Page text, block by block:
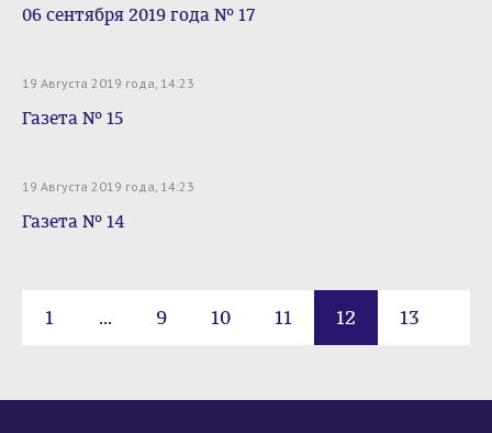
06 сентября 2019 года № 17
19 Августа 2019 года, 14:23
Газета № 15
19 Августа 2019 года, 14:23
Газета № 14
1 ... 9 10 11 12 13